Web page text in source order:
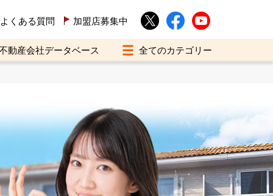
よくある質問 加盟店募集中
動産会社データベース